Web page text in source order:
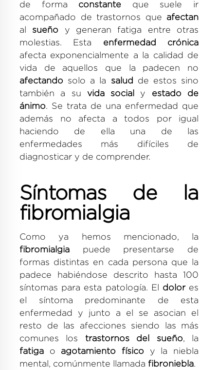
de forma constante que suele ir
acompañado de trastornos que afectan
al sueño y generan fatiga entre otras
molestias. Esta enfermedad crónica
afecta exponencialmente a la calidad de
vida de aquellos que la padecen no
afectando solo a la salud de estos sino
también a su vida social y estado de
ánimo. Se trata de una enfermedad que
además no afecta a todos por igual
haciendo de ella una de las
enfermedades más difíciles de
diagnosticar y de comprender.
Síntomas de la
fibromialgia
Como ya hemos mencionado, la
fibromialgia puede presentarse de
formas distintas en cada persona que la
padece habiéndose descrito hasta 100
síntomas para esta patología. El dolores
el síntoma predominante de esta
enfermedad y junto a el se asocian el
resto de las afecciones siendo las más
comunes los trastornos del sueño, la
fatiga o agotamiento físico y la niebla
mental, comúnmente llamada fibroniebla.